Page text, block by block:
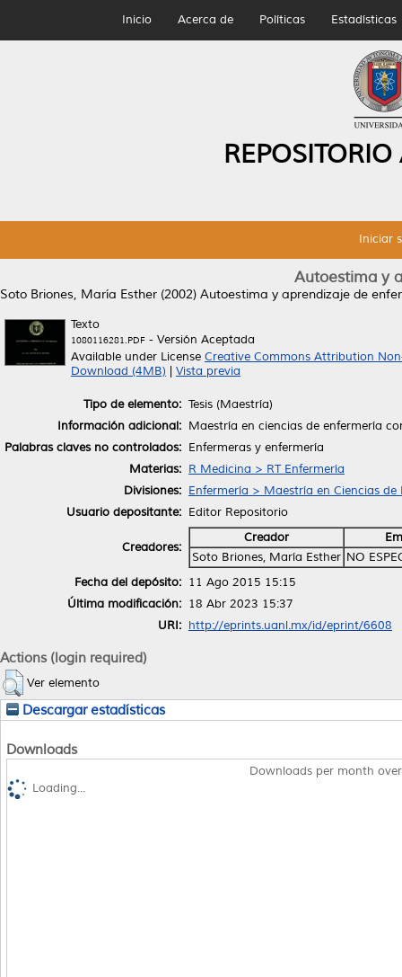
Inicio Acerca de Políticas Estadísticas
Iniciar
Autoestima y
Soto Briones, María Esther (2002) Autoestima y aprendizaje de
Texto
1080116281.PDF - Versión Aceptada
Available under License Creative Commons Attribution
Download (4MB)
Vista previa
Tipo de elemento: Tesis (Maestría)
Información adicional: Maestría en ciencias de enfermería
Palabras claves no controlados: Enfermeras y enfermería
Materias: R Medicina > RT Enfermería
Divisiones: Enfermería > Maestría en Ciencias de
Usuario depositante: Editor Repositorio
Creadores:
Creador
Soto Briones, María Esther NO
Fecha del depósito: 11 Ago 2015 15:15
Última modificación: 18 Abr 2023 15:37
URI: http://eprints.uanl.mx/id/eprint/6608
Actions (login required)
Ver elemento
Descargar estadísticas
Downloads
Downloads per month
Loading...